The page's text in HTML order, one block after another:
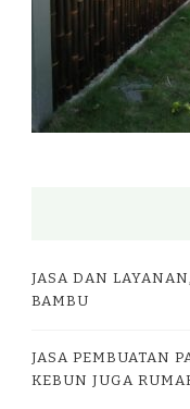
JASA DAN
BAMBU
JASA PEMBUATAN
KEBUN JUGA